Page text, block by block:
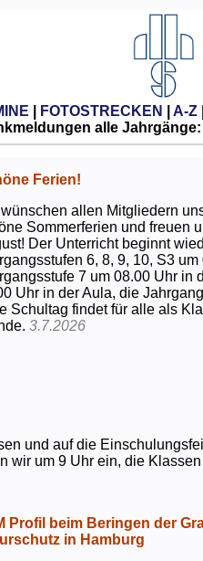
FOTOSTRECKEN A-Z|
alle Jahrgänge:
Ferien!
allen Mitgliedern
Sommerferien und freuen
Der Unterricht beginnt
6, 8, 9, 10, S3
7 um 08.00 Uhr in
Uhr in der Aula, die
Schultag findet für alle als
3.7.2026
und auf die
wir um 9 Uhr ein, die
Profil beim Beringen der
in Hamburg